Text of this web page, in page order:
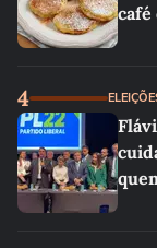
café
4